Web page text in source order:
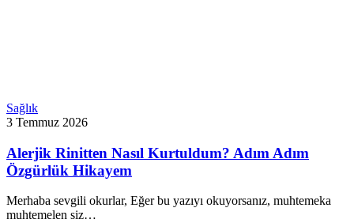
Sağlık
3 Temmuz 2026
Alerjik Rinitten Nasıl Kurtuldum? Adım Adım
Özgürlük Hikayem
Merhaba sevgili okurlar, Eğer bu yazıyı okuyorsanız, muhtemeka
muhtemelen siz…